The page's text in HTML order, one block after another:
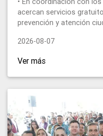
acercan servicios
prevención y atención
2026-08-07
Ver más